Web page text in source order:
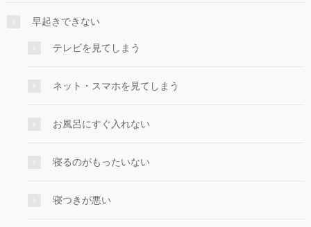
早起きできない
テレビを見てしまう
ネット・スマホを見てしまう
お風呂にすぐ入れない
寝るのがもったいない
寝つきが悪い